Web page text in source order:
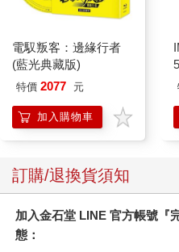
電馭叛客：邊緣行者
(藍光典藏版)
特價 2077 元
加入購物車
訂購/退換貨須知
加入金石堂 LINE 官方帳號『
態：